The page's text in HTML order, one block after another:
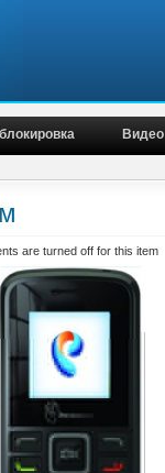
Видео
are turned off for this item